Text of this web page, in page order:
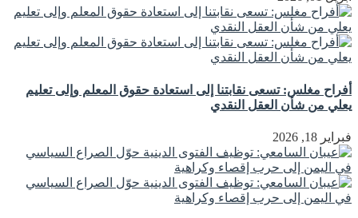
أفراح مغلس: تسعى نقابتنا إلى استعادة حقوق المعلم وإلى تعليم
يعلي من شأن العقل النقدي
فبراير 18, 2026